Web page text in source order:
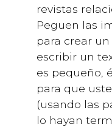
revistas
Peguen las
para crear
escribir un
es pequeño,
para que
(usando las
lo hayan